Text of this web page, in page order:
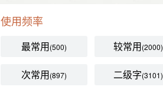
使用频率
最常用(500) 较常用(2000)
次常用(897) 二级字(3101)